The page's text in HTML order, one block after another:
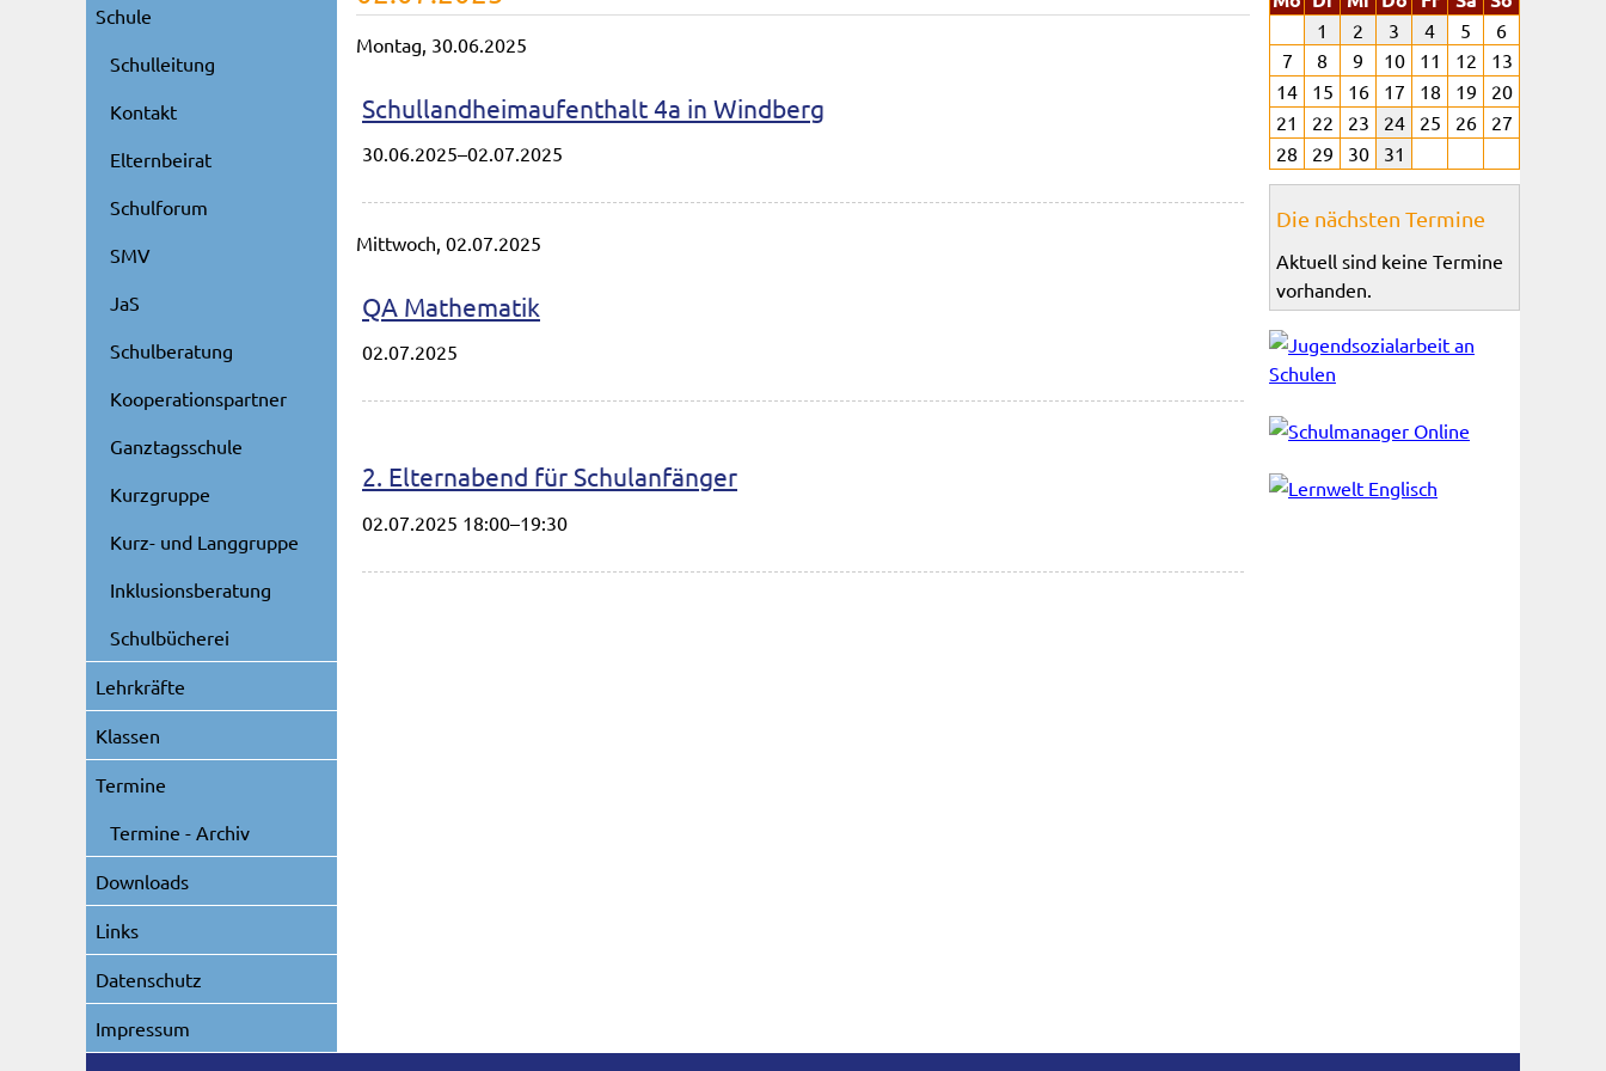
Montag, 30.06.2025
Schullandheimaufenthalt 4a in Windberg
30.06.2025–02.07.2025
Mittwoch, 02.07.2025
QA Mathematik
02.07.2025
2. Elternabend für Schulanfänger
02.07.2025 18:00–19:30
Schule
Schulleitung
Kontakt
Elternbeirat
Schulforum
SMV
JaS
Schulberatung
Kooperationspartner
Ganztagsschule
Kurzgruppe
Kurz- und Langgruppe
Inklusionsberatung
Schulbücherei
Lehrkräfte
Klassen
Termine
Termine - Archiv
Downloads
Links
Datenschutz
Impressum
1 2 3 4 5
6
7
8 9 10 11 12
13
14
15 16 17 18 19
20
21
22 23 24 25 26
27
28
29 30 31
Die nächsten Termine
Aktuell sind keine Termine
vorhanden.